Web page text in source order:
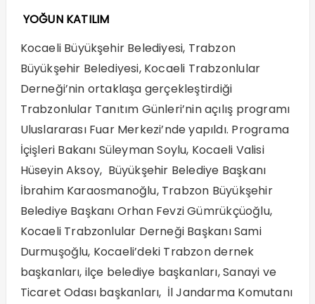
YOĞUN KATILIM
Kocaeli Büyükşehir Belediyesi, Trabzon
Büyükşehir Belediyesi, Kocaeli Trabzonlular
Derneği’nin ortaklaşa gerçekleştirdiği
Trabzonlular Tanıtım Günleri’nin açılış programı
Uluslararası Fuar Merkezi’nde yapıldı. Programa
İçişleri Bakanı Süleyman Soylu, Kocaeli Valisi
Hüseyin Aksoy, Büyükşehir Belediye Başkanı
İbrahim Karaosmanoğlu, Trabzon Büyükşehir
Belediye Başkanı Orhan Fevzi Gümrükçüoğlu,
Kocaeli Trabzonlular Derneği Başkanı Sami
Durmuşoğlu, Kocaeli’deki Trabzon dernek
başkanları, ilçe belediye başkanları, Sanayi ve
Ticaret Odası başkanları, İl Jandarma Komutanı